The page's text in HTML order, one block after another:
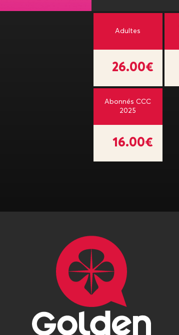
Adultes
26.00€
Abonnés CCC
2025
16.00€